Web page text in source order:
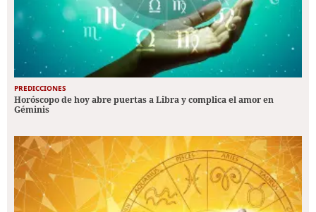
PREDICCIONES
Horóscopo de hoy abre puertas a Libra y complica el amor en
Géminis